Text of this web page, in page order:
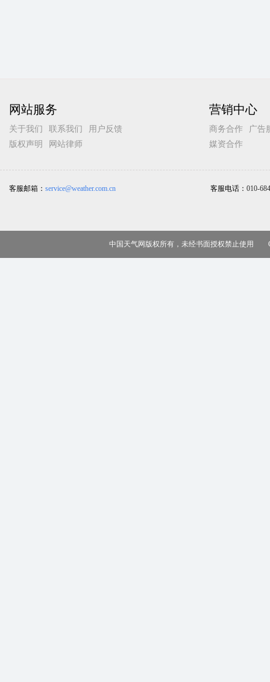
网站服务
关于我们 联系我们
用户反馈
版权声明
网站律师
营销中心
商务合作
广告
媒资合作
客服邮箱： service@weather.com.cn 客服电话： 010-
中国天气网版权所有，未经书面授权禁止使用